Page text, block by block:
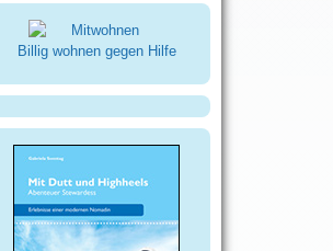
Billig wohnen gegen Hilfe